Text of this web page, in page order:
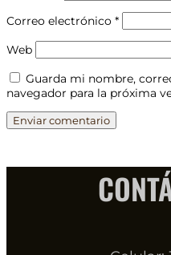
Correo electrónico *
Web
Guarda mi nombre,
navegador para la próxima